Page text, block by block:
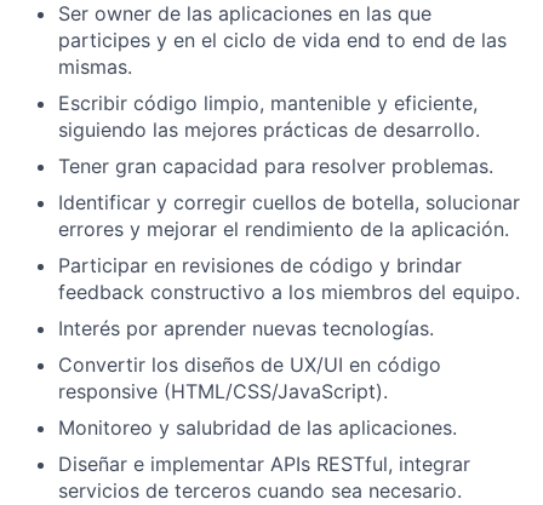
Ser owner de las aplicaciones en las que
participes y en el ciclo de vida end to end de las
mismas.
Escribir código limpio, mantenible y eficiente,
siguiendo las mejores prácticas de desarrollo.
Tener gran capacidad para resolver problemas.
Identificar y corregir cuellos de botella, solucionar
errores y mejorar el rendimiento de la aplicación.
Participar en revisiones de código y brindar
feedback constructivo a los miembros del equipo.
Interés por aprender nuevas tecnologías.
Convertir los diseños de UX/UI en código
responsive (HTML/CSS/JavaScript).
Monitoreo y salubridad de las aplicaciones.
Diseñar e implementar APIs RESTful, integrar
servicios de terceros cuando sea necesario.